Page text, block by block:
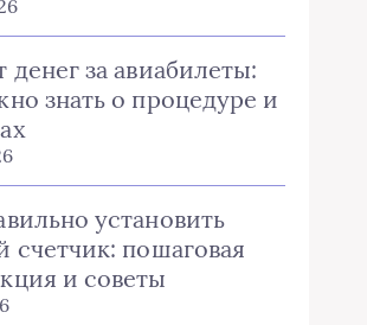
денег за авиабилеты:
знать о процедуре и
установить
счетчик: пошаговая
и советы